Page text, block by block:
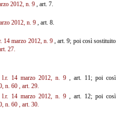
2012, n. 9, art. 7.
2012, n. 9, art. 8.
14 marzo 2012, n. 9, art. 9; poi così sostituito
27.
l.r. 14 marzo 2012, n. 9, art. 11; poi così
n. 60 , art. 29.
l.r. 14 marzo 2012, n. 9, art. 12; poi così
n. 60 , art. 30.